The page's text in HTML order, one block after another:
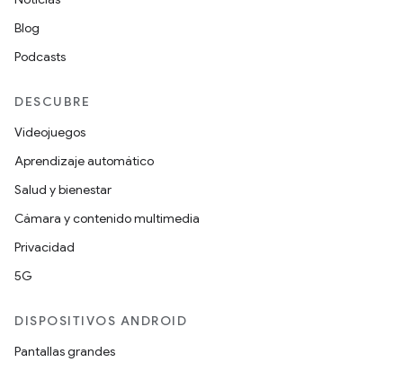
Blog
Podcasts
DESCUBRE
Videojuegos
Aprendizaje automático
Salud y bienestar
Cámara y contenido multimedia
Privacidad
5G
DISPOSITIVOS ANDROID
Pantallas grandes